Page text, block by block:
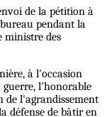
de la pétition à
pendant la
ministre des
à l'occasion
l'honorable
l'agrandissement
défense de bâtir en